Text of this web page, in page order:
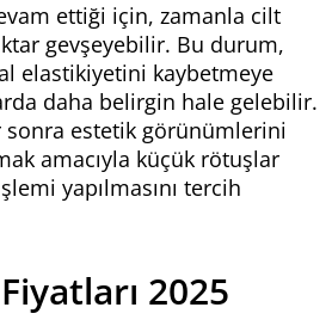
ettiği için, zamanla cilt
gevşeyebilir. Bu durum,
elastikiyetini kaybetmeye
daha belirgin hale gelebilir.
sonra estetik görünümlerini
amacıyla küçük rötuşlar
yapılmasını tercih
2025